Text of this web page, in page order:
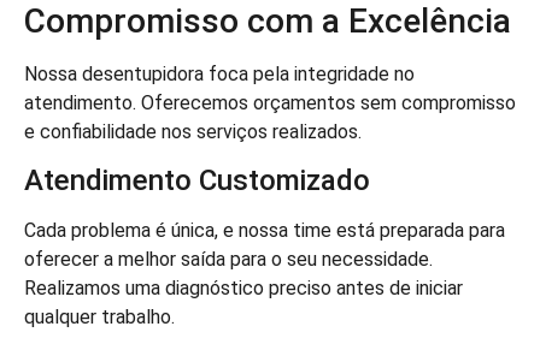
Compromisso com a Excelência
Nossa desentupidora foca pela integridade no
atendimento. Oferecemos orçamentos sem compromisso
e confiabilidade nos serviços realizados.
Atendimento Customizado
Cada problema é única, e nossa time está preparada para
oferecer a melhor saída para o seu necessidade.
Realizamos uma diagnóstico preciso antes de iniciar
qualquer trabalho.